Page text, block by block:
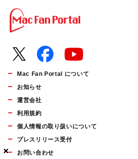
×
×
×
Mac Fan Portal について
お知らせ
運営会社
利用規約
個人情報の取り扱いについて
プレスリリース受付
お問い合わせ